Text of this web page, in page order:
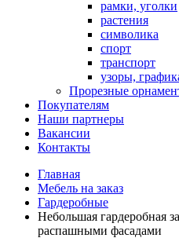
рамки, уголки
растения
символика
спорт
транспорт
узоры,
Прорезные
Покупателям
Наши партнеры
Вакансии
Контакты
Главная
Мебель на заказ
Гардеробные
Небольшая гардеробная
распашными фасадами